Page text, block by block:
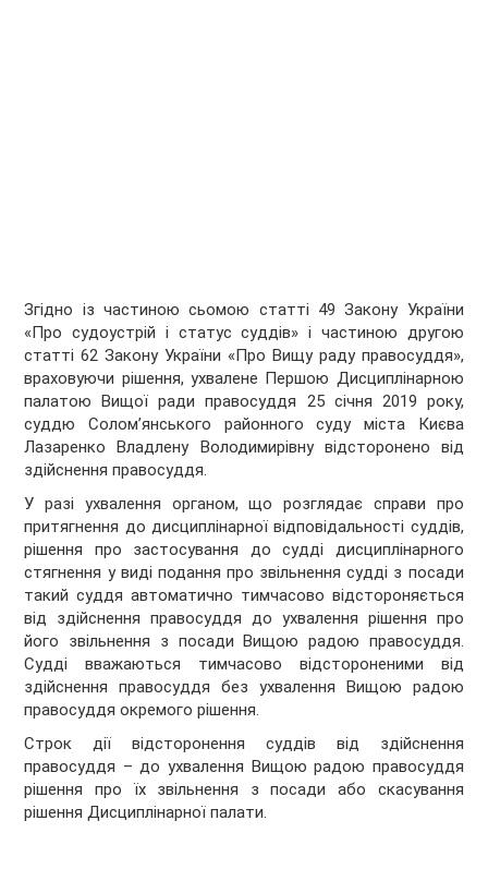
Згідно із частиною сьомою статті 49 Закону України
«Про судоустрій і статус суддів» і частиною другою
статті 62 Закону України «Про Вищу раду правосуддя»,
враховуючи рішення, ухвалене Першою Дисциплінарною
палатою Вищої ради правосуддя 25 січня 2019 року,
суддю Солом’янського районного суду міста Києва
Лазаренко Владлену Володимирівну відсторонено від
здійснення правосуддя.
У разі ухвалення органом, що розглядає справи про
притягнення до дисциплінарної відповідальності суддів,
рішення про застосування до судді дисциплінарного
стягнення у виді подання про звільнення судді з посади
такий суддя автоматично тимчасово відстороняється
від здійснення правосуддя до ухвалення рішення про
його звільнення з посади Вищою радою правосуддя.
Судді вважаються тимчасово відстороненими від
здійснення правосуддя без ухвалення Вищою радою
правосуддя окремого рішення.
Строк дії відсторонення суддів від здійснення
правосуддя – до ухвалення Вищою радою правосуддя
рішення про їх звільнення з посади або скасування
рішення Дисциплінарної палати.